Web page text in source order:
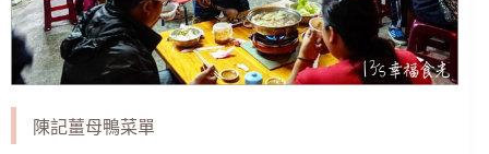
陳記薑母鴨菜單